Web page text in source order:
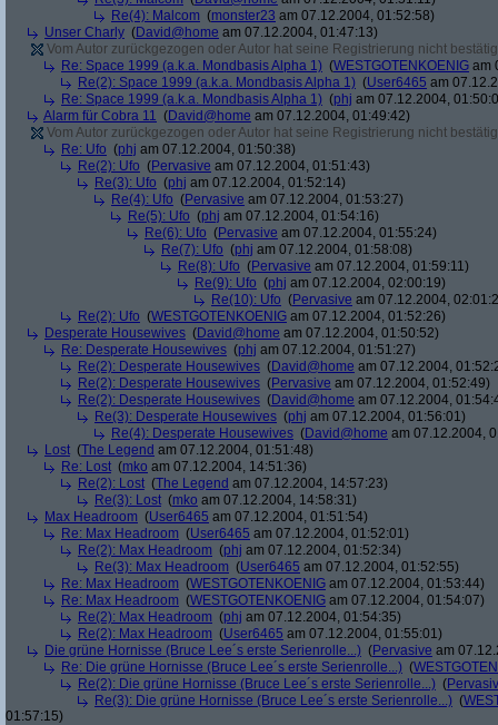
Re(4): Malcom (monster23 am 07.12.2004, 01:52:58)
Unser Charly (David@home am 07.12.2004, 01:47:13)
Vom Autor zurückgezogen oder Autor hat seine Registrierung nicht
Re: Space 1999 (a.k.a. Mondbasis Alpha 1) (WESTGOTENKOENIG am
Re(2): Space 1999 (a.k.a. Mondbasis Alpha 1) (User6465 am
Re: Space 1999 (a.k.a. Mondbasis Alpha 1) (phj am 07.12.2004,
Alarm für Cobra 11 (David@home am 07.12.2004, 01:49:42)
Vom Autor zurückgezogen oder Autor hat seine Registrierung nicht
Re: Ufo (phj am 07.12.2004, 01:50:38)
Re(2): Ufo (Pervasive am 07.12.2004, 01:51:43)
Re(3): Ufo (phj am 07.12.2004, 01:52:14)
Re(4): Ufo (Pervasive am 07.12.2004, 01:53:27)
Re(5): Ufo (phj am 07.12.2004, 01:54:16)
Re(6): Ufo (Pervasive am 07.12.2004, 01:55:24)
Re(7): Ufo (phj am 07.12.2004, 01:58:08)
Re(8): Ufo (Pervasive am 07.12.2004, 01:59:11)
Re(9): Ufo (phj am 07.12.2004, 02:00:19)
Re(10): Ufo (Pervasive am 07.12.2004,
Re(2): Ufo (WESTGOTENKOENIG am 07.12.2004, 01:52:26)
Desperate Housewives (David@home am 07.12.2004, 01:50:52)
Re: Desperate Housewives (phj am 07.12.2004, 01:51:27)
Re(2): Desperate Housewives (David@home am 07.12.2004,
Re(2): Desperate Housewives (Pervasive am 07.12.2004, 01:52:49)
Re(2): Desperate Housewives (David@home am 07.12.2004,
Re(3): Desperate Housewives (phj am 07.12.2004, 01:56:01)
Re(4): Desperate Housewives (David@home am 07.12.2004,
Lost (The Legend am 07.12.2004, 01:51:48)
Re: Lost (mko am 07.12.2004, 14:51:36)
Re(2): Lost (The Legend am 07.12.2004, 14:57:23)
Re(3): Lost (mko am 07.12.2004, 14:58:31)
Max Headroom (User6465 am 07.12.2004, 01:51:54)
Re: Max Headroom (User6465 am 07.12.2004, 01:52:01)
Re(2): Max Headroom (phj am 07.12.2004, 01:52:34)
Re(3): Max Headroom (User6465 am 07.12.2004, 01:52:55)
Re: Max Headroom (WESTGOTENKOENIG am 07.12.2004, 01:53:44)
Re: Max Headroom (WESTGOTENKOENIG am 07.12.2004, 01:54:07)
Re(2): Max Headroom (phj am 07.12.2004, 01:54:35)
Re(2): Max Headroom (User6465 am 07.12.2004, 01:55:01)
Die grüne Hornisse (Bruce Lee´s erste Serienrolle...) (Pervasive am
Re: Die grüne Hornisse (Bruce Lee´s erste Serienrolle...) (
Re(2): Die grüne Hornisse (Bruce Lee´s erste Serienrolle...) (
Re(3): Die grüne Hornisse (Bruce Lee´s erste Serienrolle...) (
01:57:15)